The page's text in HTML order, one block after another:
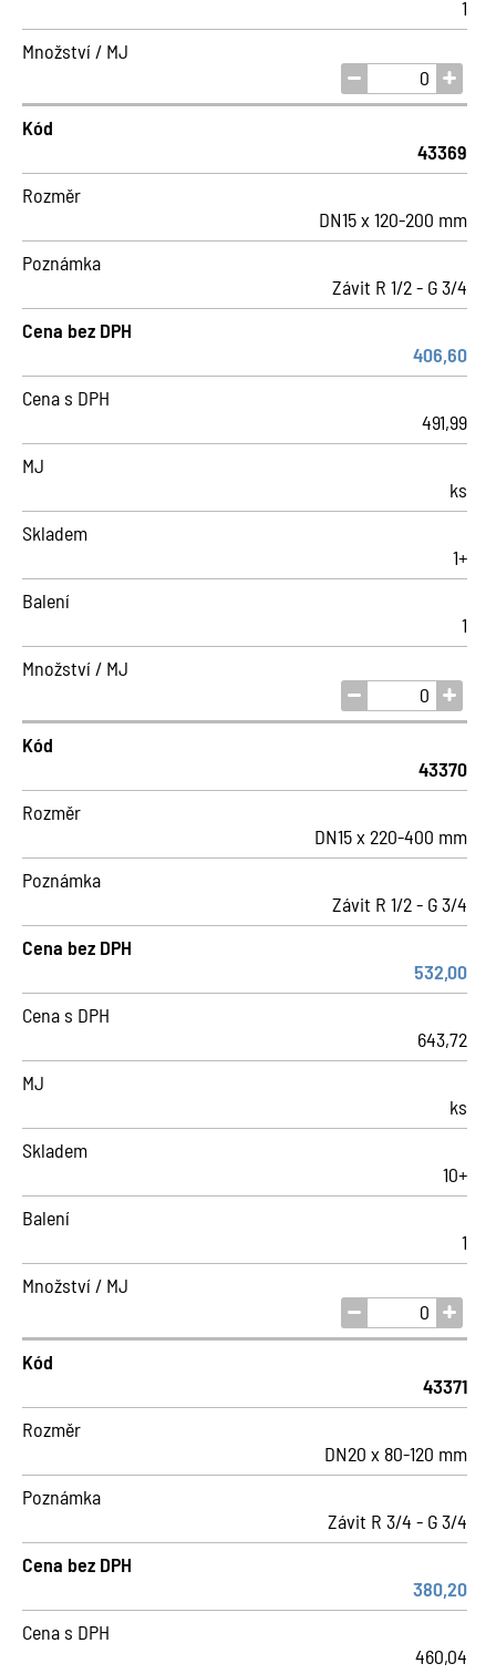
1
Množství / MJ
Kód
43369
Rozměr
DN15 x 120-200 mm
Poznámka
Závit R 1/2 - G 3/4
Cena bez DPH
406,60
Cena s DPH
491,99
MJ
ks
Skladem
1+
Balení
1
Množství / MJ
Kód
43370
Rozměr
DN15 x 220-400 mm
Poznámka
Závit R 1/2 - G 3/4
Cena bez DPH
532,00
Cena s DPH
643,72
MJ
ks
Skladem
10+
Balení
1
Množství / MJ
Kód
43371
Rozměr
DN20 x 80-120 mm
Poznámka
Závit R 3/4 - G 3/4
Cena bez DPH
380,20
Cena s DPH
460,04